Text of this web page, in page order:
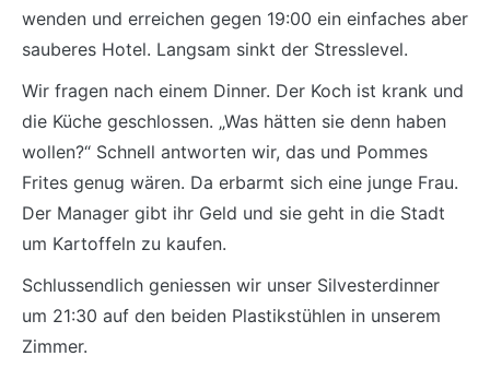
wenden und erreichen gegen 19:00 ein einfaches aber
sauberes Hotel. Langsam sinkt der Stresslevel.
Wir fragen nach einem Dinner. Der Koch ist krank und
die Küche geschlossen. „Was hätten sie denn haben
wollen?“ Schnell antworten wir, das und Pommes
Frites genug wären. Da erbarmt sich eine junge Frau.
Der Manager gibt ihr Geld und sie geht in die Stadt
um Kartoffeln zu kaufen.
Schlussendlich geniessen wir unser Silvesterdinner
um 21:30 auf den beiden Plastikstühlen in unserem
Zimmer.